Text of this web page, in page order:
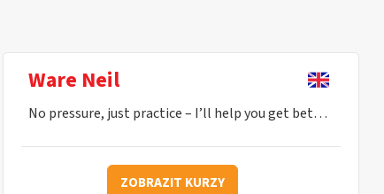
Ware Neil
No pressure, just practice – I’ll help you get better every lesson.
ZOBRAZIT KURZY